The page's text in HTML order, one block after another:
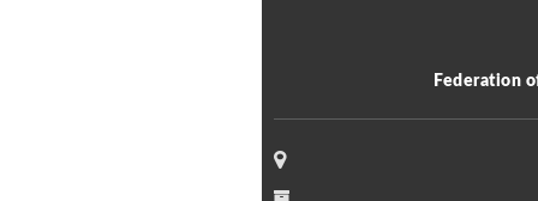
Federation